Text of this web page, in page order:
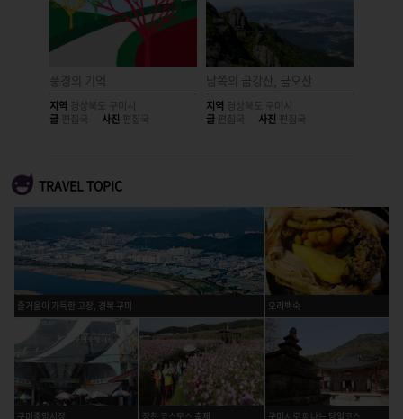
풍경의 기억
지역 경상북도 구미시
글 편집국 사진 편집국
남쪽의 금강산, 금오산
지역 경상북도 구미시
글 편집국 사진 편집국
TRAVEL TOPIC
즐거움이 가득한 고장, 경북 구미 오리백숙